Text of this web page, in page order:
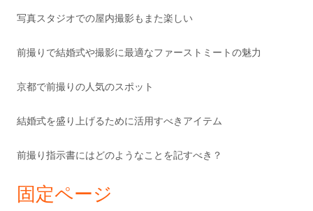
写真スタジオでの屋内撮影もまた楽しい
前撮りで結婚式や撮影に最適なファーストミートの魅力
京都で前撮りの人気のスポット
結婚式を盛り上げるために活用すべきアイテム
前撮り指示書にはどのようなことを記すべき？
固定ページ